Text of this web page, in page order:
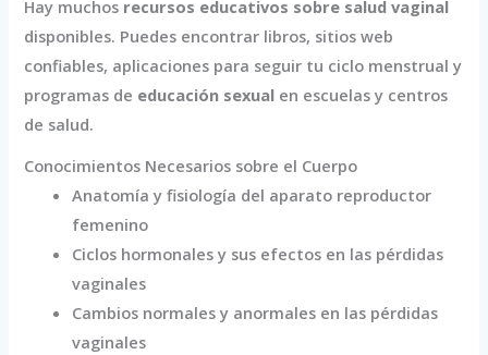
Hay muchos recursos educativos sobre salud vaginal
disponibles. Puedes encontrar libros, sitios web
confiables, aplicaciones para seguir tu ciclo menstrual y
programas de educación sexual en escuelas y centros
de salud.
Conocimientos Necesarios sobre el Cuerpo
Anatomía y fisiología del aparato reproductor
femenino
Ciclos hormonales y sus efectos en las pérdidas
vaginales
Cambios normales y anormales en las pérdidas
vaginales